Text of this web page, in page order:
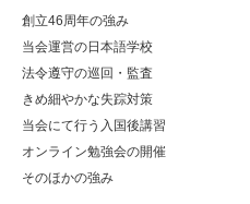
創立46周年の強み
当会運営の日本語学校
法令遵守の巡回・監査
きめ細やかな失踪対策
当会にて行う入国後講習
オンライン勉強会の開催
そのほかの強み